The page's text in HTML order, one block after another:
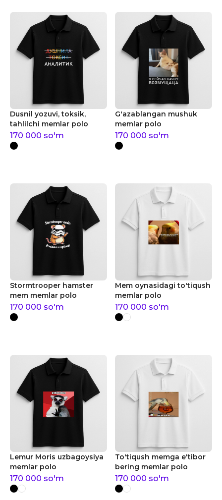
Dusnil yozuvi, toksik,
tahlilchi memlar polo
170 000 so'm
G'azablangan mushuk
memlar polo
170 000 so'm
Stormtrooper hamster
mem memlar polo
170 000 so'm
Mem oynasidagi to'tiqush
memlar polo
170 000 so'm
Lemur Moris uzbagoysiya
memlar polo
170 000 so'm
To'tiqush memga e'tibor
bering memlar polo
170 000 so'm